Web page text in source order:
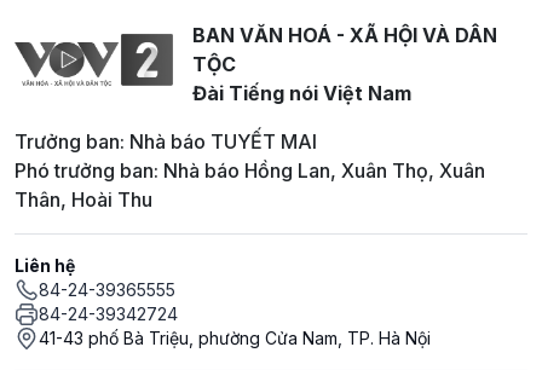
BAN VĂN HOÁ - XÃ HỘI VÀ DÂN
TỘC
Đài Tiếng nói Việt Nam
Trưởng ban: Nhà báo TUYẾT MAI
Phó trưởng ban: Nhà báo Hồng Lan, Xuân Thọ, Xuân
Thân, Hoài Thu
Liên hệ
84-24-39365555
84-24-39342724
41-43 phố Bà Triệu, phường Cửa Nam, TP. Hà Nội